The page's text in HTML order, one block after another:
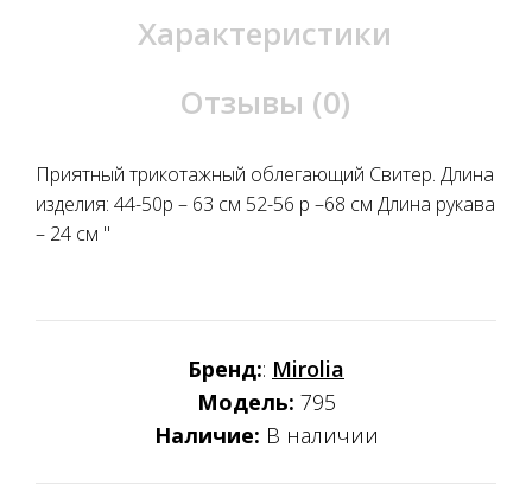
Характеристики
Отзывы (0)
Приятный трикотажный облегающий Свитер. Длина
изделия: 44-50р – 63 см 52-56 р –68 см Длина рукава
– 24 см "
Бренд:: Mirolia
Модель: 795
Наличие: В наличии